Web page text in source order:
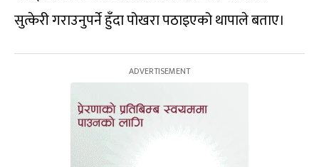
सुत्केरी गराउनुपर्ने हुँदा पोखरा पठाइएको थापाले बताए।